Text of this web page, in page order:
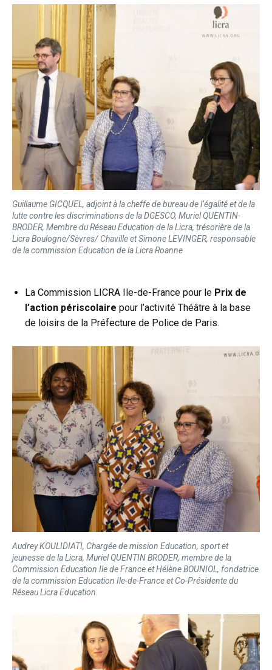
Guillaume GICQUEL, adjoint à la cheffe de bureau de l’égalité et de la
lutte contre les discriminations de la DGESCO, Muriel QUENTIN-
BRODER, Membre du Réseau Education de la Licra, trésorière de la
Licra Boulogne/Sèvres/ Chaville et Simone LEVINGER, responsable
de la commission Education de la Licra Roanne
La Commission LICRA Ile-de-France pour le Prix de
l’action périscolaire pour l’activité Théâtre à la base
de loisirs de la Préfecture de Police de Paris.
Audrey KOULIDIATI, Chargée de mission Education, sport et
jeunesse de la Licra, Muriel QUENTIN BRODER, membre de la
Commission Education Ile de France et Hélène BOUNIOL, fondatrice
de la commission Education Ile-de-France et Co-Présidente du
Réseau Licra Education.